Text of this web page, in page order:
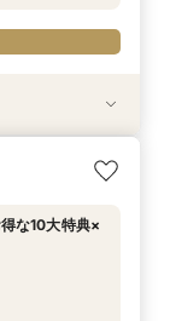
10大特典×豪
な10大特典×豪
な10大特典×
10大特典×少人
も可】お得な
得な10大特典
】10大特典×
10大特典＆豪
得な10大特典×
プラン×10大特
完結相談×10
くばり見学＆
な10大特典×